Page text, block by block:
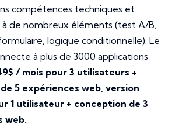
compétences techniques et
à de nombreux éléments (test A/B,
logique conditionnelle). Le
à plus de 3000 applications
/ mois pour 3 utilisateurs +
5 expériences web, version
1 utilisateur + conception de 3
web.